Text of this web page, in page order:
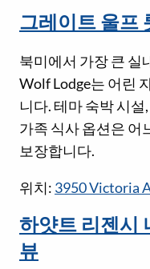
그레이트 울프
북미에서 가장 큰 실
Wolf Lodge는 어린
니다. 테마 숙박 시
가족 식사 옵션은 어
보장합니다.
위치: 3950 Victoria
하얏트 리젠시
뷰